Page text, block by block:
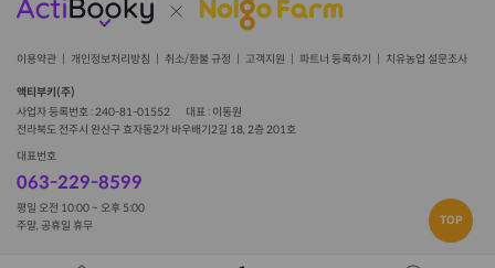
TOP
이용약관 개인정보처리방침 취소/환불 규정 고객지원 파트너 등록하기 치유농업 설문조사
액티부키(주)
사업자 등록번호 : 240-81-01552
대표 : 이동원
전라북도 전주시 완산구 효자동2가 바우배기2길 18, 2층 201호
대표번호
063-229-8599
평일 오전 10:00 ~ 오후 5:00
주말, 공휴일 휴무